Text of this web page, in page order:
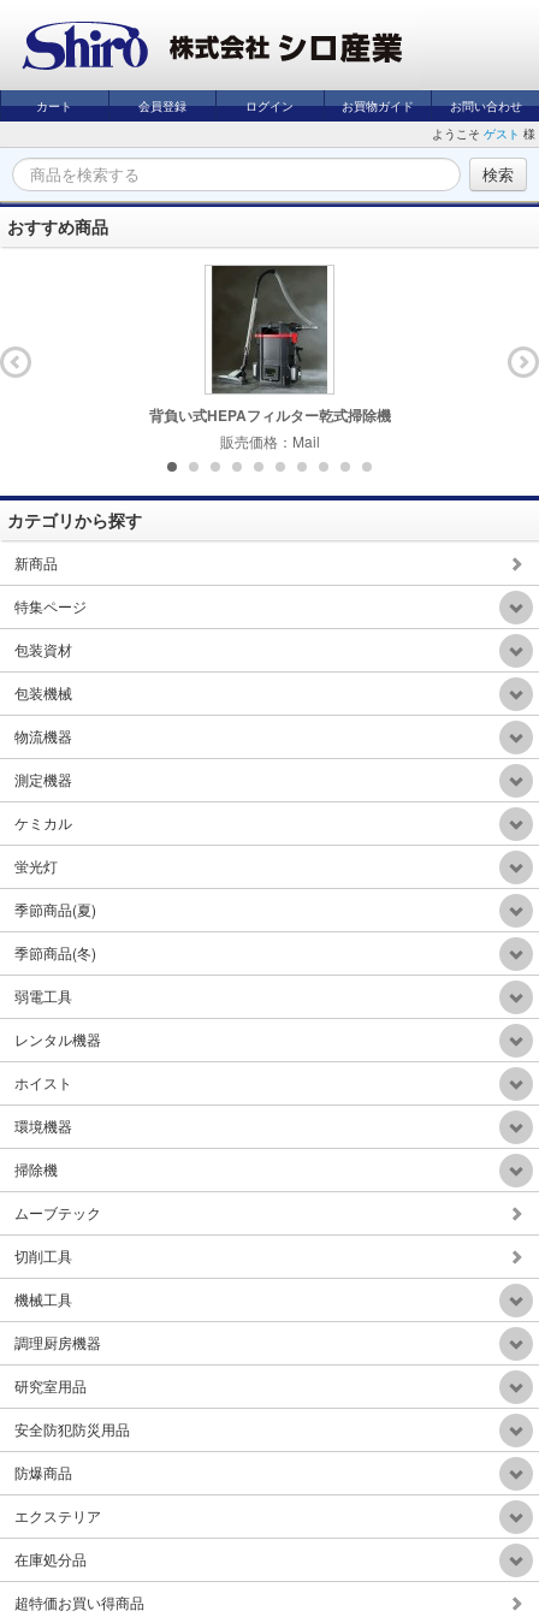
カート 会員登録 ログイン お買物ガイド
お問い合わせ
ようこそ ゲスト 様
おすすめ商品
背負い式HEPAフィルター乾式掃除機
販売価格：Mail
電動牽引車(電動牽引フックリフトアップ機能付)リフトアップ300Kg牽引力1.5ton
小型軽量微粉塵集塵排気装置(HEPAフィルタ付属)
カテゴリから探す
新商品
特集ページ
包装資材
包装機械
物流機器
測定機器
ケミカル
蛍光灯
季節商品(夏)
季節商品(冬)
弱電工具
レンタル機器
ホイスト
環境機器
掃除機
ムーブテック
切削工具
機械工具
調理厨房機器
研究室用品
安全防犯防災用品
防爆商品
エクステリア
在庫処分品
超特価お買い得商品